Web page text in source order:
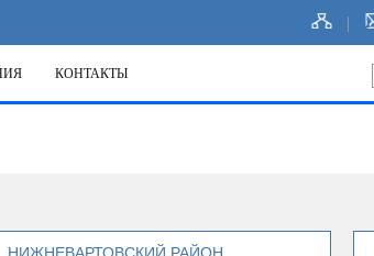
КОНТАКТЫ
НИЖНЕВАРТОВСКИЙ РАЙОН